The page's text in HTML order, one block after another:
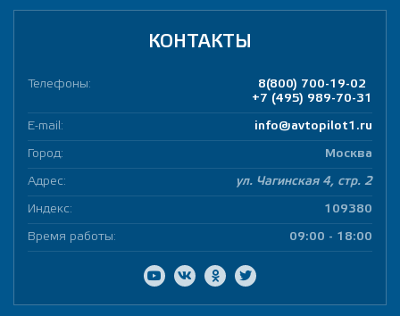
КОНТАКТЫ
Телефоны:
8(800) 700-19-02
+7 (495) 989-70-31
E-mail: info@avtopilot1.ru
Город: Москва
Адрес: ул. Чагинская 4, стр. 2
Индекс: 109380
Время работы: 09:00 - 18:00